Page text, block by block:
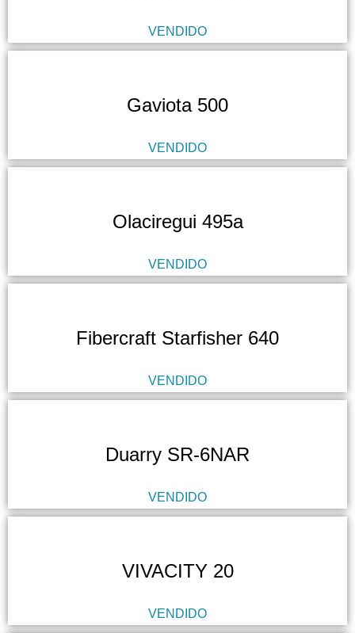
VENDIDO
Gaviota 500
VENDIDO
Olaciregui 495a
VENDIDO
Fibercraft Starfisher 640
VENDIDO
Duarry SR-6NAR
VENDIDO
VIVACITY 20
VENDIDO